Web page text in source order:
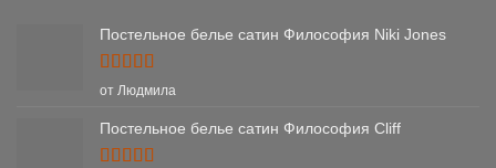
Постельное белье сатин Философия Niki Jones
Оценка5
от Людмила
Постельное белье сатин Философия Cliff